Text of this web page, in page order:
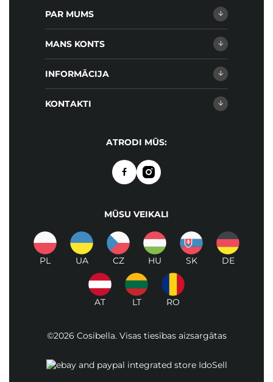
PAR MUMS
MANS KONTS
INFORMĀCIJA
KONTAKTI
ATRODI MŪS:
MŪSU VEIKALI
PL UA CZ HU SK DE
AT LT RO
©2026 Cosibella. Visas tiesības aizsargātas